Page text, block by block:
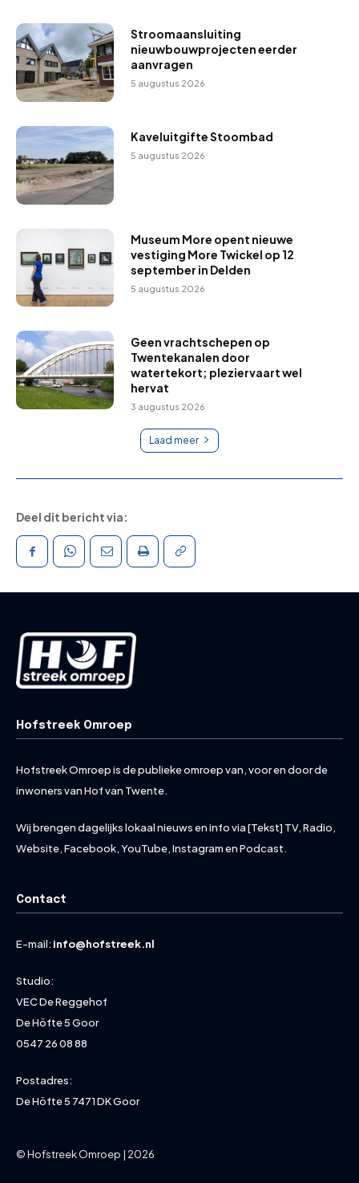
Stroomaansluiting
nieuwbouwprojecten eerder
aanvragen
5 augustus 2026
Kaveluitgifte Stoombad
5 augustus 2026
Museum More opent nieuwe
vestiging More Twickel op 12
september in Delden
5 augustus 2026
Geen vrachtschepen op
Twentekanalen door
watertekort; pleziervaart wel
hervat
3 augustus 2026
Laad meer
Deel dit bericht via:
Hofstreek Omroep
Hofstreek Omroep is de publieke omroep van, voor en door de
inwoners van Hof van Twente.
Wij brengen dagelijks lokaal nieuws en info via [Tekst] TV, Radio,
Website, Facebook, YouTube, Instagram en Podcast.
Contact
E-mail: info@hofstreek.nl
Studio:
VEC De Reggehof
De Höfte 5 Goor
0547 26 08 88
Postadres:
De Höfte 5 7471 DK Goor
© Hofstreek Omroep | 2026